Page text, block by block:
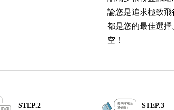
論您是追求極致
都是您的最佳選
空！
STEP.2 STEP.3